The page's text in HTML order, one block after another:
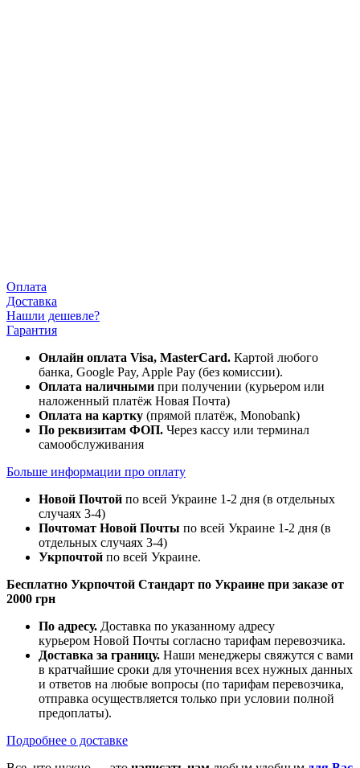
Оплата
Доставка
Нашли дешевле?
Гарантия
Онлайн оплата Visa, MasterCard. Картой любого
банка, Google Pay, Apple Pay (без комиссии).
Оплата наличными при получении (курьером или
наложенный платёж Новая Почта)
Оплата на картку (прямой платёж, Monobank)
По реквизитам ФОП. Через кассу или терминал
самообслуживания
Больше информации про оплату
Новой Почтой по всей Украине 1-2 дня (в отдельных
случаях 3-4)
Почтомат Новой Почты по всей Украине 1-2 дня (в
отдельных случаях 3-4)
Укрпочтой по всей Украине.
Бесплатно Укрпочтой Стандарт по Украине при заказе от
2000 грн
По адресу. Доставка по указанному адресу
курьером Новой Почты согласно тарифам перевозчика.
Доставка за границу. Наши менеджеры свяжутся с вами
в кратчайшие сроки для уточнения всех нужных данных
и ответов на любые вопросы (по тарифам перевозчика,
отправка осуществляется только при условии полной
предоплаты).
Подробнее о доставке